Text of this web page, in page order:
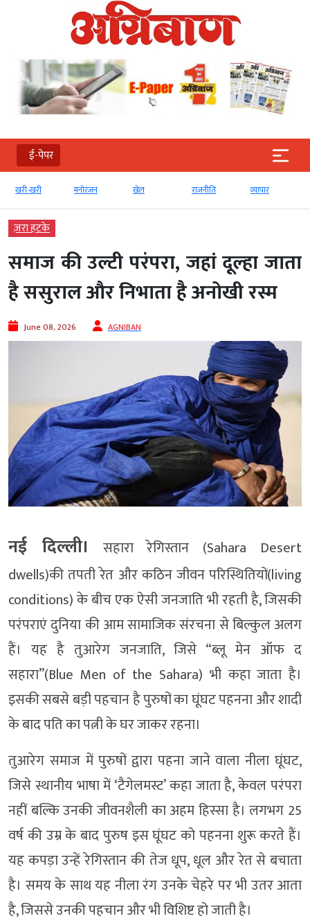
ई-पेपर
खरी-खरी मनोरंजन खेल राजनीति व्‍यापार
ज़रा हटके
समाज की उल्टी परंपरा, जहां दूल्हा जाता
है ससुराल और निभाता है अनोखी रस्म
June 08, 2026 AGNIBAN
नई दिल्ली।
सहारा रेगिस्तान (Sahara Desert
dwells)की तपती रेत और कठिन जीवन परिस्थितियों(living
conditions) के बीच एक ऐसी जनजाति भी रहती है, जिसकी
परंपराएं दुनिया की आम सामाजिक संरचना से बिल्कुल अलग
हैं। यह है तुआरेग जनजाति, जिसे “ब्लू मेन ऑफ द
सहारा”(Blue Men of the Sahara) भी कहा जाता है।
इसकी सबसे बड़ी पहचान है पुरुषों का घूंघट पहनना और शादी
के बाद पति का पत्नी के घर जाकर रहना।
तुआरेग समाज में पुरुषों द्वारा पहना जाने वाला नीला घूंघट,
जिसे स्थानीय भाषा में ‘टैगेलमस्ट’ कहा जाता है, केवल परंपरा
नहीं बल्कि उनकी जीवनशैली का अहम हिस्सा है। लगभग 25
वर्ष की उम्र के बाद पुरुष इस घूंघट को पहनना शुरू करते हैं।
यह कपड़ा उन्हें रेगिस्तान की तेज धूप, धूल और रेत से बचाता
है। समय के साथ यह नीला रंग उनके चेहरे पर भी उतर आता
है, जिससे उनकी पहचान और भी विशिष्ट हो जाती है।